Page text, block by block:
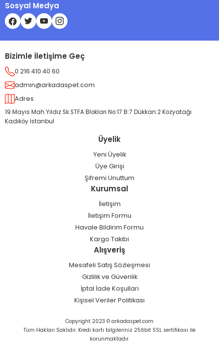
Sosyal Medya
Bizimle İletişime Geç
0 216 410 40 60
admin@arkadaspet.com
Adres
19 Mayıs Mah.Yıldız Sk.STFA Blokları No:17 B:7 Dükkan:2 Kozyatağı
Kadıköy İstanbul
Üyelik
Yeni Üyelik
Üye Girişi
Şifremi Unuttum
Kurumsal
İletişim
İletişim Formu
Havale Bildirim Formu
Kargo Takibi
Alışveriş
Mesafeli Satış Sözleşmesi
Gizlilik ve Güvenlik
İptal İade Koşullari
Kişisel Veriler Politikası
Copyright 2023 © arkadaspet.com
Tüm Hakları Saklıdır. Kredi kartı bilgileriniz 256bit SSL sertifikası ile
korunmaktadır.